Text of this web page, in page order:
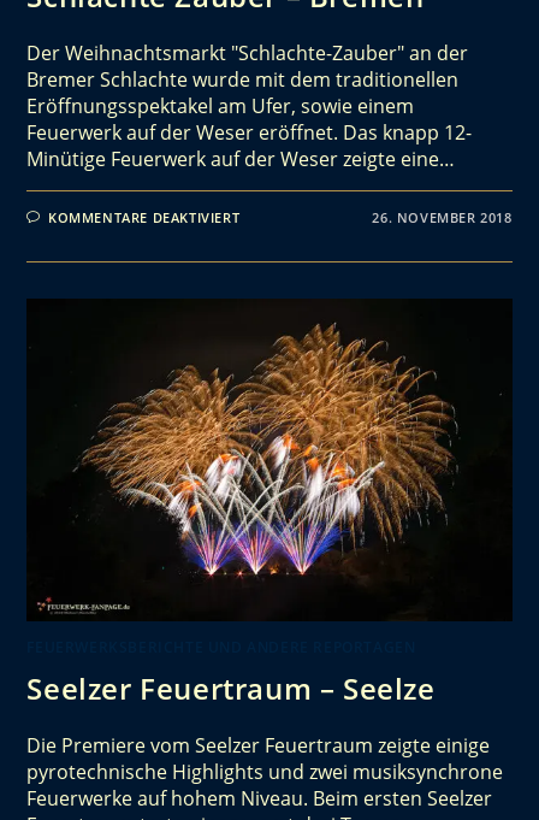
Der Weihnachtsmarkt "Schlachte-Zauber" an der
Bremer Schlachte wurde mit dem traditionellen
Eröffnungsspektakel am Ufer, sowie einem
Feuerwerk auf der Weser eröffnet. Das knapp 12-
Minütige Feuerwerk auf der Weser zeigte eine…
KOMMENTARE DEAKTIVIERT 26. NOVEMBER 2018
Seelzer Feuertraum – Seelze
Die Premiere vom Seelzer Feuertraum zeigte einige
pyrotechnische Highlights und zwei musiksynchrone
Feuerwerke auf hohem Niveau. Beim ersten Seelzer